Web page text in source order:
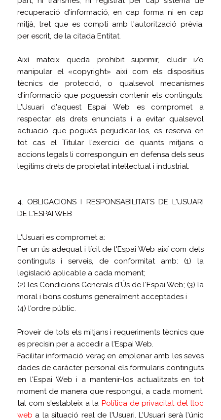
recuperació d'informació, en cap forma ni en cap
mitjà, tret que es compti amb l'autorització prèvia,
per escrit, de la citada Entitat.
Així mateix queda prohibit suprimir, eludir i/o
manipular el «copyright» així com els dispositius
tècnics de protecció, o qualsevol mecanismes
d'informació que poguessin contenir els continguts.
L'Usuari d'aquest Espai Web es compromet a
respectar els drets enunciats i a evitar qualsevol
actuació que pogués perjudicar-los, es reserva en
tot cas el Titular l'exercici de quants mitjans o
accions legals li corresponguin en defensa dels seus
legítims drets de propietat intel·lectual i industrial.
4. OBLIGACIONS I RESPONSABILITATS DE L'USUARI
DE L'ESPAI WEB
L'Usuari es compromet a:
Fer un ús adequat i lícit de l'Espai Web així com dels
continguts i serveis, de conformitat amb: (1) la
legislació aplicable a cada moment;
(2) les Condicions Generals d'Ús de l'Espai Web; (3) la
moral i bons costums generalment acceptades i
(4) l'ordre públic.
Proveir de tots els mitjans i requeriments tècnics que
es precisin per a accedir a l'Espai Web.
Facilitar informació veraç en emplenar amb les seves
dades de caràcter personal els formularis continguts
en l'Espai Web i a mantenir-los actualitzats en tot
moment de manera que respongui, a cada moment,
tal com s'estableix a la Política de privacitat del lloc
web a la situació real de l'Usuari. L'Usuari serà l'únic